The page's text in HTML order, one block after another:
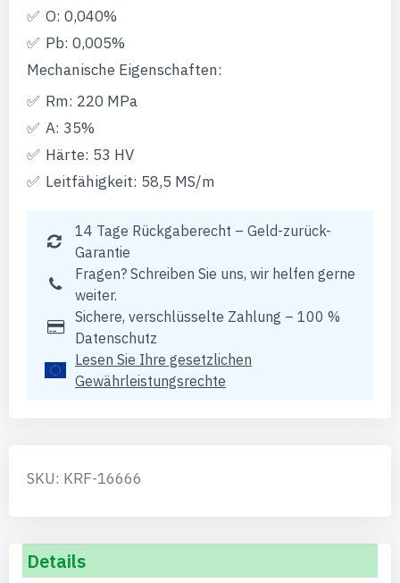
O: 0,040%
Pb: 0,005%
Mechanische Eigenschaften:
Rm: 220 MPa
A: 35%
Härte: 53 HV
Leitfähigkeit: 58,5 MS/m
14 Tage Rückgaberecht – Geld-zurück-
Garantie
Fragen? Schreiben Sie uns, wir helfen gerne
weiter.
Sichere, verschlüsselte Zahlung – 100 %
Datenschutz
Lesen Sie Ihre gesetzlichen
Gewährleistungsrechte
SKU: KRF-16666
Details